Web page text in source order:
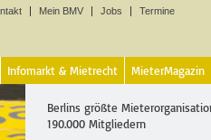
Mein BMV Jobs Termine
Infomarkt & Mietrecht MieterMagazin
Berlins größte
190.000 Mitgliedern